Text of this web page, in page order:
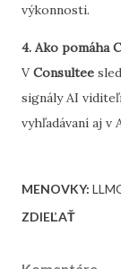
výkonnosti.
4. Ako pomáha
VConsultee
signály AI
vyhľadávaní aj v
MENOVKY:
ZDIEĽAŤ